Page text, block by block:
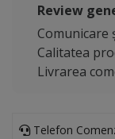
Review
Comunicare
Calitatea
Livrarea
Telefon